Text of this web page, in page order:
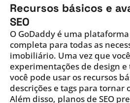
Recursos básicos e
SEO
O GoDaddy é uma
completa para todas as
imobiliário. Uma vez que
experimentações de design
você pode usar os recursos
descrições e tags para tornar
Além disso, planos de SEO